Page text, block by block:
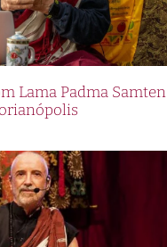
Lama Padma Samten